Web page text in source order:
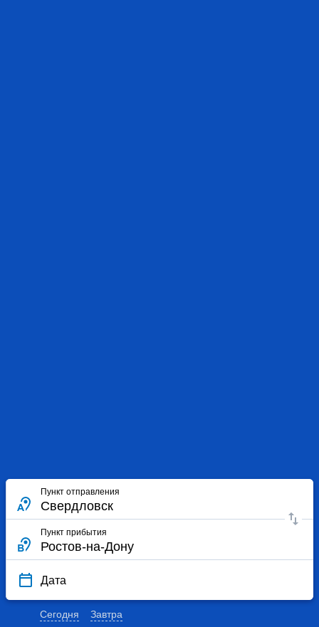
Пункт отправления
Пункт прибытия
Дата
Сегодня Завтра